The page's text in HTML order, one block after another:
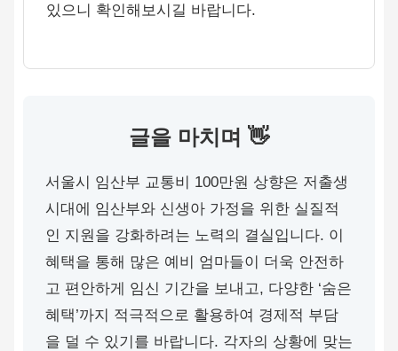
있으니 확인해보시길 바랍니다.
글을 마치며 👋
서울시 임산부 교통비 100만원 상향은 저출생
시대에 임산부와 신생아 가정을 위한 실질적
인 지원을 강화하려는 노력의 결실입니다. 이
혜택을 통해 많은 예비 엄마들이 더욱 안전하
고 편안하게 임신 기간을 보내고, 다양한 ‘숨은
혜택’까지 적극적으로 활용하여 경제적 부담
을 덜 수 있기를 바랍니다. 각자의 상황에 맞는